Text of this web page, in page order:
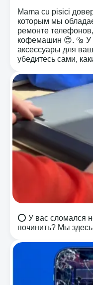
Mama cu pisici
которым мы
ремонте
кофемашин 😍. 🔩 У
аксессуары для
убедитесь сами,
⭕️ У вас сломался
починить? Мы